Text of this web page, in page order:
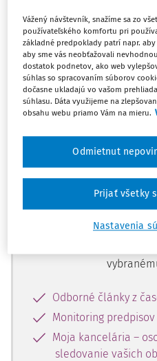
Ups, zatiaľ
Celý odborný
dostupný
Odomknite si
obsahu a
zdarma, stačí sa
Odborné články z
Monitoring predpisov
Moja kancelária –
sledovanie vašich
Vážený návštevník, snažíme sa zo
používateľského komfortu pri
základné predpoklady patrí napr.
aby sme vás neobťažovali
dostatok podnetov, ako web
súhlas so spracovaním súborov
dočasne ukladajú vo vašom
súhlasu. Dáta využijeme na
obsahu webu priamo Vám na mieru.
Nastavenia
Odmietnut
Prijať všetky